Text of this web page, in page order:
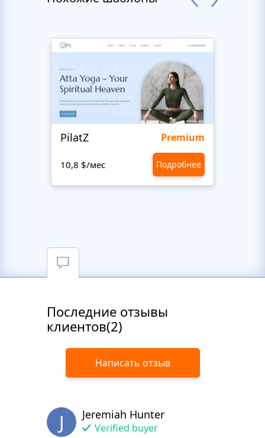
PilatZ Premium
10,8 $/мес Подробнее
Последние отзывы
клиентов(2)
Написать отзыв
J Jeremiah Hunter
Verified buyer